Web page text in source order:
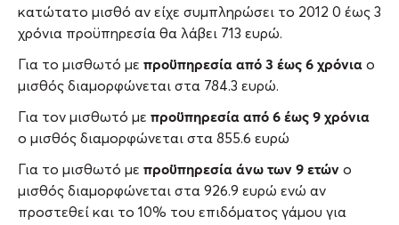
κατώτατο μισθό αν είχε συμπληρώσει το 2012 0 έως 3
χρόνια προϋπηρεσία θα λάβει 713 ευρώ.
Για το μισθωτό με προϋπηρεσία από 3 έως 6 χρόνια ο
μισθός διαμορφώνεται στα 784.3 ευρώ.
Για τον μισθωτό με προϋπηρεσία από 6 έως 9 χρόνια
ο μισθός διαμορφώνεται στα 855.6 ευρώ
Για το μισθωτό με προϋπηρεσία άνω των 9 ετών ο
μισθός διαμορφώνεται στα 926.9 ευρώ ενώ αν
προστεθεί και το 10% του επιδόματος γάμου για